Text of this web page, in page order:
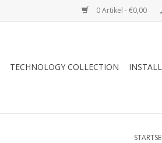
0 Artikel - €0,00
TECHNOLOGY COLLECTION